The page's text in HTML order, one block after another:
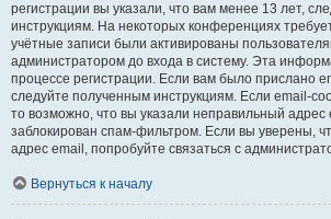
регистрации вы указали, что вам менее 13 лет,
инструкциям. На некоторых конференциях
учётные записи были активированы
администратором до входа в систему. Эта
процессе регистрации. Если вам было прислано
следуйте полученным инструкциям. Если email-
то возможно, что вы указали неправильный адрес
заблокирован спам-фильтром. Если вы уверены,
адрес email, попробуйте связаться с
Вернуться к началу